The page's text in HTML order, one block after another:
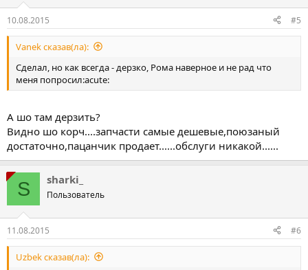
10.08.2015 #5
Vanek сказав(ла):
Сделал, но как всегда - дерзко, Рома наверное и не рад что
меня попросил:acute:
А шо там дерзить?
Видно шо корч....запчасти самые дешевые,поюзаный
достаточно,пацанчик продает......обслуги никакой......
S sharki_
Пользователь
11.08.2015 #6
Uzbek сказав(ла):